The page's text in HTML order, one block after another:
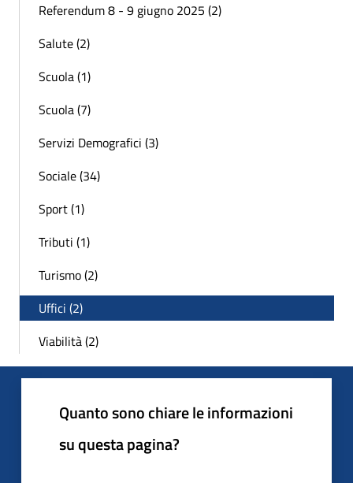
Referendum 8 - 9 giugno 2025 (2)
Salute (2)
Scuola (1)
Scuola (7)
Servizi Demografici (3)
Sociale (34)
Sport (1)
Tributi (1)
Turismo (2)
Uffici (2)
Viabilità (2)
Quanto sono chiare le informazioni
su questa pagina?